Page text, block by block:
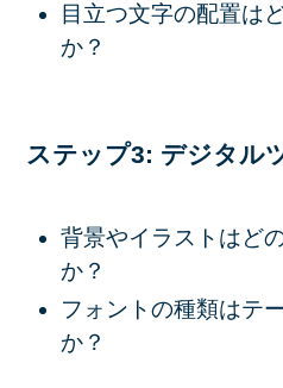
目立つ文字の配置は
か？
ステップ3: デジタル
背景やイラストはど
か？
フォントの種類はテ
か？